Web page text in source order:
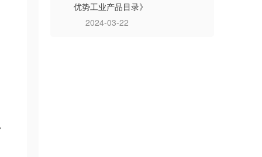
优势工业产品目录》
2024-03-22